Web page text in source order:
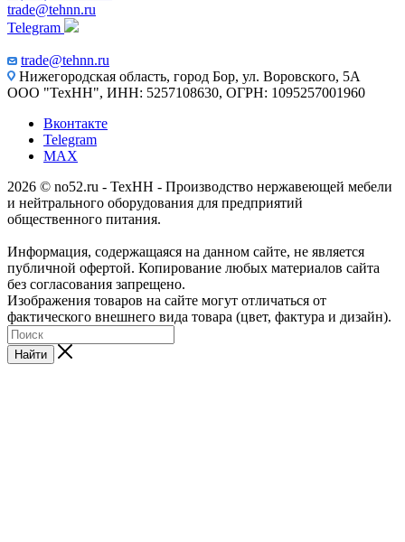
trade@tehnn.ru
Telegram
trade@tehnn.ru
Нижегородская область, город Бор, ул. Воровского, 5А
ООО "ТехНН", ИНН: 5257108630, ОГРН: 1095257001960
Вконтакте
Telegram
MAX
2026 © no52.ru - ТехНН - Производство нержавеющей мебели
и нейтрального оборудования для предприятий
общественного питания.
Информация, содержащаяся на данном сайте, не является
публичной офертой. Копирование любых материалов сайта
без согласования запрещено.
Изображения товаров на сайте могут отличаться от
фактического внешнего вида товара (цвет, фактура и дизайн).
Найти